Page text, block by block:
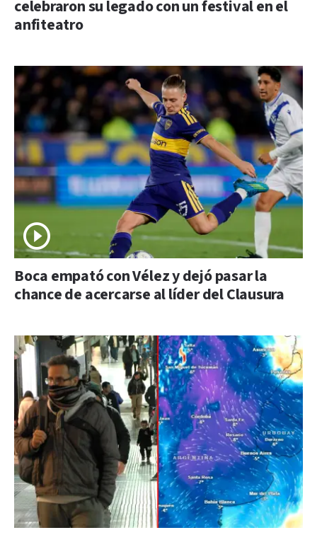
celebraron su legado con un festival en el
anfiteatro
Boca empató con Vélez y dejó pasar la
chance de acercarse al líder del Clausura